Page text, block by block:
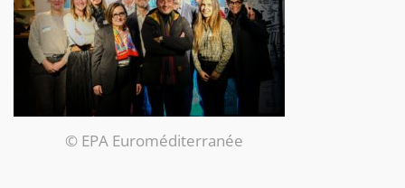
© EPA Euroméditerranée